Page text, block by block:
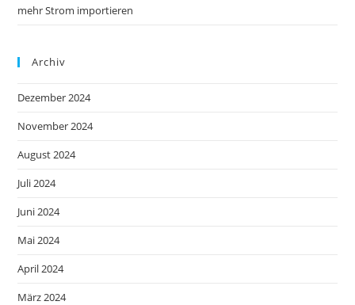
mehr Strom importieren
Archiv
Dezember 2024
November 2024
August 2024
Juli 2024
Juni 2024
Mai 2024
April 2024
März 2024